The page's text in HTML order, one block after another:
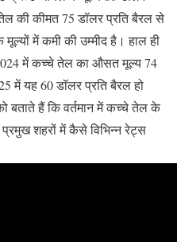
की कीमत 75 डॉलर प्रति बैरल से
में कमी की उम्मीद है। हाल ही
में कच्चे तेल का औसत मूल्य 74
में यह 60 डॉलर प्रति बैरल हो
हैं कि वर्तमान में कच्चे तेल के
शहरों में कैसे विभिन्न रेट्स